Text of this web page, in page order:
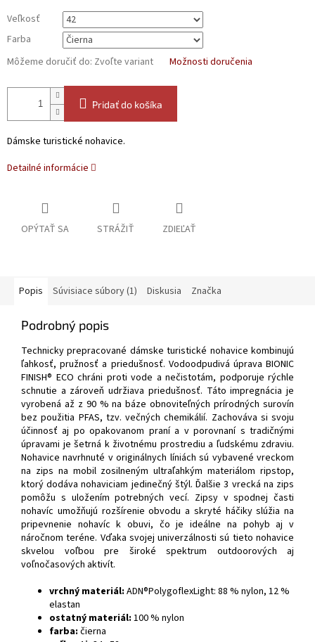
Veľkosť
Farba
Môžeme doručiť do: Zvoľte variant Možnosti doručenia
Pridať do košíka
Dámske turistické nohavice.
Detailné informácie
OPÝTAŤ SA STRÁŽIŤ ZDIEĽAŤ
Popis Súvisiace súbory (1) Diskusia Značka
Podrobný popis
Technicky prepracované dámske turistické nohavice kombinujú
ľahkosť, pružnosť a priedušnosť. Vodoodpudivá úprava BIONIC
FINISH® ECO chráni proti vode a nečistotám, podporuje rýchle
schnutie a zároveň udržiava priedušnosť. Táto impregnácia je
vyrobená až z 90 % na báze obnoviteľných prírodných surovín
bez použitia PFAS, tzv. večných chemikálií. Zachováva si svoju
účinnosť aj po opakovanom praní a v porovnaní s tradičnými
úpravami je šetrná k životnému prostrediu a ľudskému zdraviu.
Nohavice navrhnuté v originálnych líniách sú vybavené vreckom
na zips na mobil zosilneným ultraľahkým materiálom ripstop,
ktorý dodáva nohaviciam jedinečný štýl. Ďalšie 3 vrecká na zips
pomôžu s uložením potrebných vecí. Zipsy v spodnej časti
nohavíc umožňujú rozšírenie obvodu a skryté háčiky slúžia na
pripevnenie nohavíc k obuvi, čo je ideálne na pohyb aj v
náročnom teréne. Vďaka svojej univerzálnosti sú tieto nohavice
skvelou voľbou pre široké spektrum outdoorových aj
voľnočasových aktivít.
vrchný materiál: ADN®PolygoflexLight: 88 % nylon, 12 %
elastan
ostatný materiál: 100 % nylon
farba: čierna